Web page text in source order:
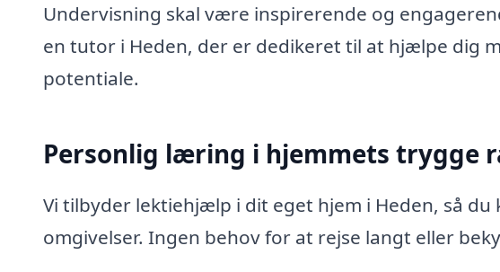
Undervisning skal være inspirerende og
en tutor i Heden, der er dedikeret til at hjælpe dig
potentiale.
Personlig læring i hjemmets trygge
Vi tilbyder lektiehjælp i dit eget hjem i Heden, så
omgivelser. Ingen behov for at rejse langt eller